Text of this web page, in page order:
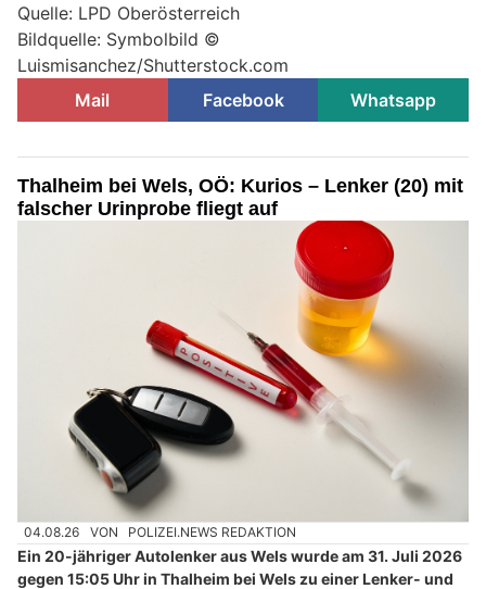
Quelle: LPD Oberösterreich
Bildquelle: Symbolbild ©
Luismisanchez/Shutterstock.com
Mail
Facebook Whatsapp
Thalheim bei Wels, OÖ: Kurios – Lenker (20) mit
falscher Urinprobe fliegt auf
04.08.26 VON POLIZEI.NEWS REDAKTION
Ein 20-jähriger Autolenker aus Wels wurde am 31. Juli 2026
gegen 15:05 Uhr in Thalheim bei Wels zu einer Lenker- und